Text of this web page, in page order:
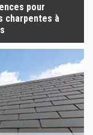
pour
charpentes à